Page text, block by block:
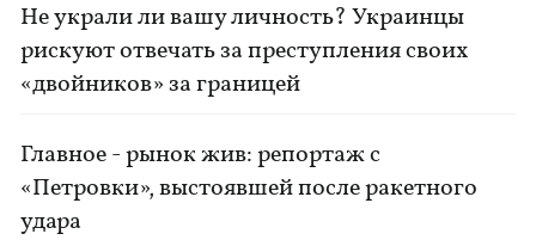
Не украли ли вашу личность? Украинцы
рискуют отвечать за преступления своих
«двойников» за границей
Главное - рынок жив: репортаж с
«Петровки», выстоявшей после ракетного
удара